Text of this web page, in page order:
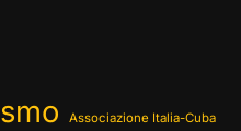
Associazione Italia-Cuba